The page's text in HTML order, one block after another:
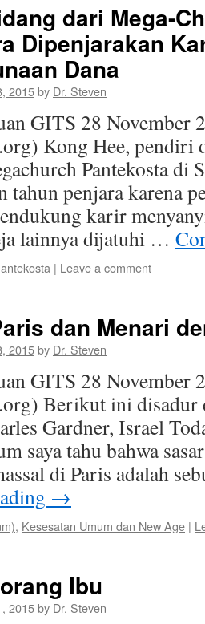
dari Mega-
Dipenjarakan
Dana
2015by Dr. Steven
GITS 28 November
Kong Hee, pendiri
Pantekosta di
tahun penjara karena
karir
lainnya dijatuhi …
| Leave a comment
dan Menari
2015by Dr. Steven
GITS 28 November
Berikut ini disadur
Gardner, Israel
saya tahu bahwa
di Paris adalah
→
, Kesesatan Umum dan New Age |
Ibu
2015by Dr. Steven